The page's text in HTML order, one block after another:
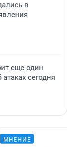
в
еще один
сегодня
МНЕНИЕ